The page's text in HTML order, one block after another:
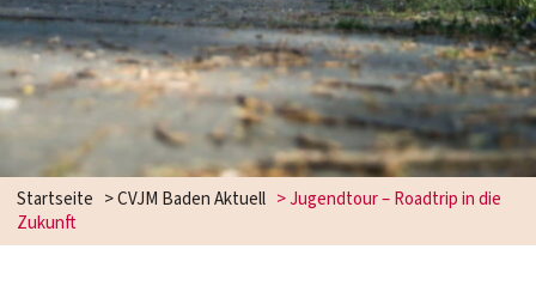
Startseite >CVJM Baden Aktuell >Jugendtour – Roadtrip in die
Zukunft